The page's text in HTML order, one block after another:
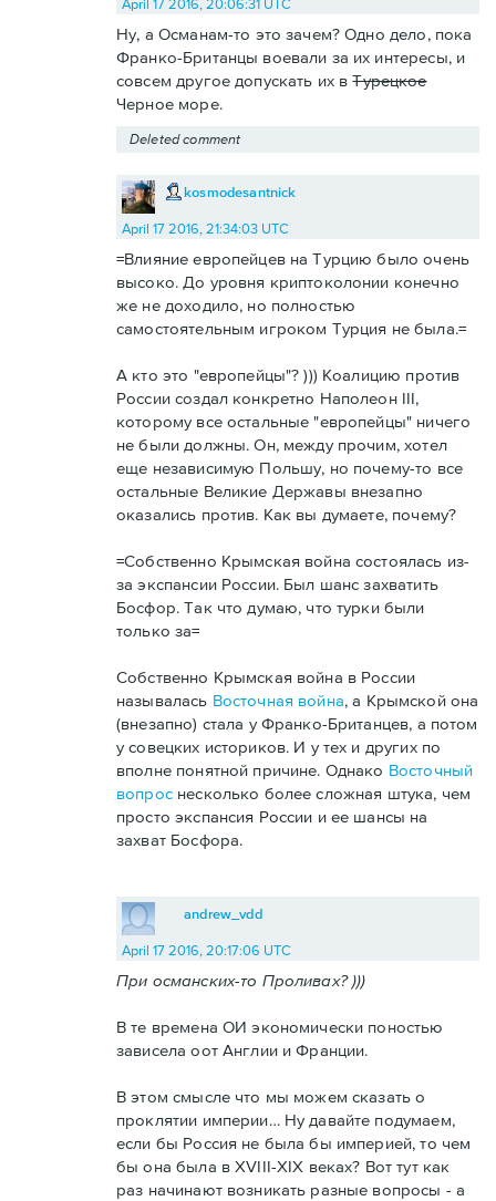
April 17 2016, 20:06:31 UTC
Ну, а Османам-то это зачем? Одно дело, пока
Франко-Британцы воевали за их интересы, и
совсем другое допускать их вТурецкое
Черное море.
Deleted comment
kosmodesantnick
April 17 2016, 21:34:03 UTC
=Влияние европейцев на Турцию было очень
высоко. До уровня криптоколонии конечно
же не доходило, но полностью
самостоятельным игроком Турция не была.=
А кто это "европейцы"? ))) Коалицию против
России создал конкретно Наполеон III,
которому все остальные "европейцы" ничего
не были должны. Он, между прочим, хотел
еще независимую Польшу, но почему-то все
остальные Великие Державы внезапно
оказались против. Как вы думаете, почему?
=Собственно Крымская война состоялась из-
за экспансии России. Был шанс захватить
Босфор. Так что думаю, что турки были
только за=
Собственно Крымская война в России
называлась Восточная война, а Крымской она
(внезапно) стала у Франко-Британцев, а потом
у совецких историков. И у тех и других по
вполне понятной причине. Однако Восточный
вопроснесколько более сложная штука, чем
просто экспансия России и ее шансы на
захват Босфора.
andrew_vdd
April 17 2016, 20:17:06 UTC
При османских-то Проливах? )))
В те времена ОИ экономически поностью
зависела оот Англии и Франции.
В этом смысле что мы можем сказать о
проклятии империи… Ну давайте подумаем,
если бы Россия не была бы империей, то чем
бы она была в XVIII-XIX веках? Вот тут как
раз начинают возникать разные вопросы - а